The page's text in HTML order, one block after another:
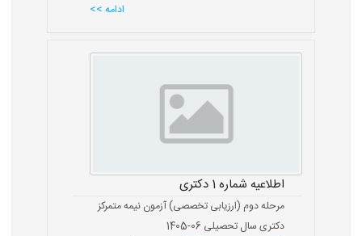
ادامه >>
اطلاعیه شماره 1 دکتری
مرحله دوم (ارزیابی تخصصی) آزمون نیمه متمرکز
دکتری سال تحصیلی 06-1405